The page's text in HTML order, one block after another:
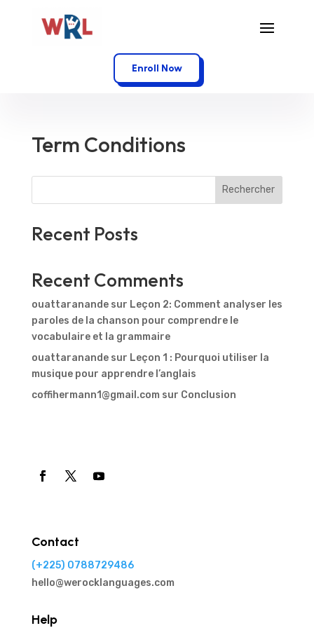
Enroll Now
Term Conditions
Rechercher
Recent Posts
Recent Comments
ouattaranandesur Leçon 2: Comment analyser les
paroles de la chanson pour comprendre le
vocabulaire et la grammaire
ouattaranandesur Leçon 1 : Pourquoi utiliser la
musique pour apprendre l’anglais
coffihermann1@gmail.com sur Conclusion
Contact
(+225) 0788729486
hello@werocklanguages.com
Help